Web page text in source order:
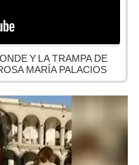
Y LA TRAMPA DE
MARÍA PALACIOS